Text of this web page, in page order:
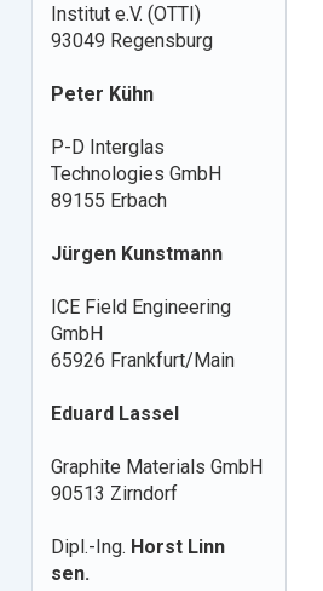
Institut e.V. (OTTI)
93049 Regensburg
Peter Kühn
P-D Interglas
Technologies GmbH
89155 Erbach
Jürgen Kunstmann
ICE Field Engineering
GmbH
65926 Frankfurt/Main
Eduard Lassel
Graphite Materials GmbH
90513 Zirndorf
Dipl.-Ing. Horst Linn
sen.